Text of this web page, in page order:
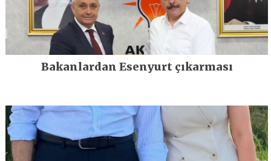
Bakanlardan Esenyurt çıkarması